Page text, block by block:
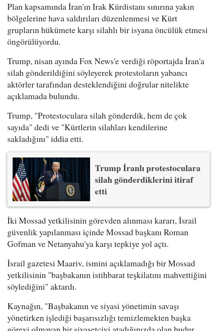
Plan kapsamında İran'ın Irak Kürdistanı sınırına yakın
bölgelerine hava saldırıları düzenlenmesi ve Kürt
grupların hükümete karşı silahlı bir isyana öncülük etmesi
öngörülüyordu.
Trump, nisan ayında Fox News'e verdiği röportajda İran'a
silah gönderildiğini söyleyerek protestoların yabancı
aktörler tarafından desteklendiğini doğrular nitelikte
açıklamada bulundu.
Trump, "Protestoculara silah gönderdik, hem de çok
sayıda" dedi ve "Kürtlerin silahları kendilerine
sakladığını" iddia etti.
Trump İranlı protestoculara
silah gönderdiklerini itiraf
etti
İki Mossad yetkilisinin görevden alınması kararı, İsrail
güvenlik yapılanması içinde Mossad başkanı Roman
Gofman ve Netanyahu'ya karşı tepkiye yol açtı.
İsrail gazetesi Maariv, ismini açıklamadığı bir Mossad
yetkilisinin "başbakanın istihbarat teşkilatını mahvettiğini
söylediğini" aktardı.
Kaynağın, "Başbakanın ve siyasi yönetimin savaşı
yönetirken işlediği başarısızlığı temizlemekten başka